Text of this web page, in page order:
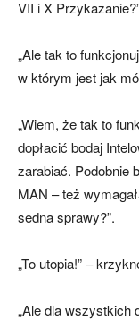
VII i X
„Ale tak to
w którym jest jak
„Wiem, że tak to
dopłacić bodaj
zarabiać. Podobnie
MAN – też
sedna sprawy?”.
„To utopia!” –
„Ale dla wszystkich